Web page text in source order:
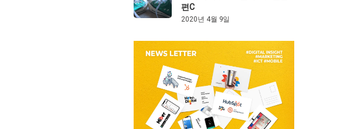
편C
2020년 4월 9일